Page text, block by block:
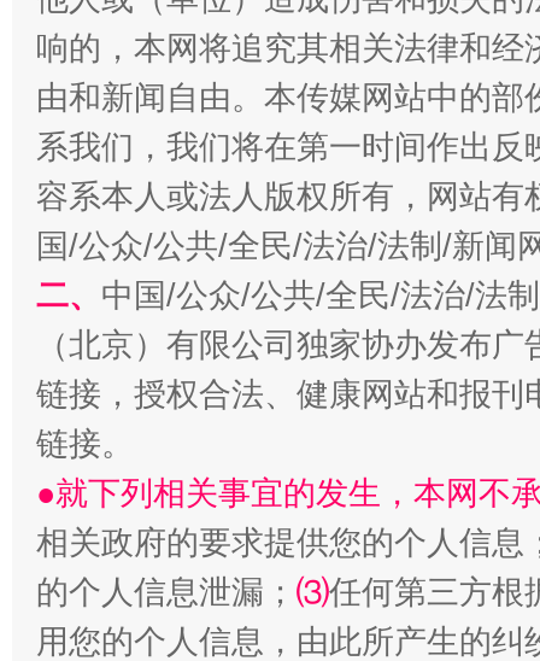
千年窑火 生生不息 一
揭开“小金库”的免责幌子
响的，本网将追究其相关法律和
由和新闻自由。本传媒网站中的
系我们，我们将在第一时间作出
容系本人或法人版权所有，网站
国/公众/公共/全民/法治/法制/新闻
二、 中国/公众/公共/全民/法治/法
（北京）有限公司独家协办发布
链接，授权合法、健康网站和报
链接。
●就下列相关事宜的发生，本网不
相关政府的要求提供您的个人信息
的个人信息泄漏； ⑶任何第三方根
用您的个人信息，由此所产生的纠